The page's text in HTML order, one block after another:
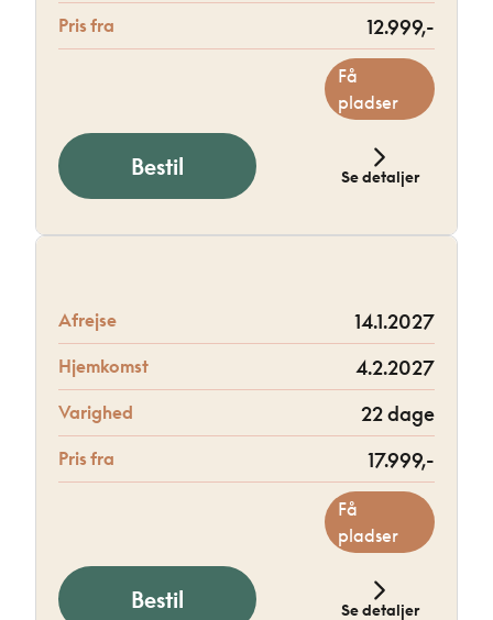
Pris fra 12.999,-
Få
pladser
Bestil Se detaljer
Afrejse 14.1.2027
Hjemkomst 4.2.2027
Varighed 22 dage
Pris fra 17.999,-
Få
pladser
Bestil Se detaljer